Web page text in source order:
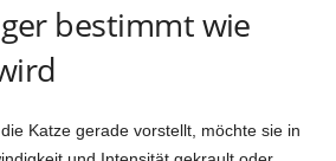
bestimmt wie
Katze gerade vorstellt, möchte sie in